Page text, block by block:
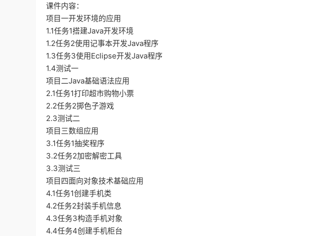
课件内容：
项目一开发环境的应用
1.1任务1搭建Java开发环境
1.2任务2使用记事本开发Java程序
1.3任务3使用Eclipse开发Java程序
1.4测试一
项目二Java基础语法应用
2.1任务1打印超市购物小票
2.2任务2掷色子游戏
2.3测试二
项目三数组应用
3.1任务1抽奖程序
3.2任务2加密解密工具
3.3测试三
项目四面向对象技术基础应用
4.1任务1创建手机类
4.2任务2封装手机信息
4.3任务3构造手机对象
4.4任务4创建手机柜台